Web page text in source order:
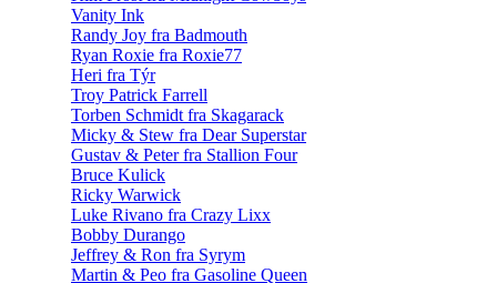
Vanity Ink
Randy Joy fra Badmouth
Ryan Roxie fra Roxie77
Heri fra Týr
Troy Patrick Farrell
Torben Schmidt fra Skagarack
Micky & Stew fra Dear Superstar
Gustav & Peter fra Stallion Four
Bruce Kulick
Ricky Warwick
Luke Rivano fra Crazy Lixx
Bobby Durango
Jeffrey & Ron fra Syrym
Martin & Peo fra Gasoline Queen